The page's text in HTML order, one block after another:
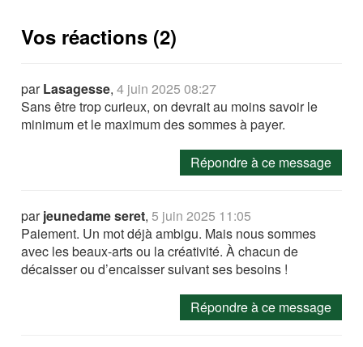
Vos réactions (2)
parLasagesse,4 juin 2025 08:27
Sans être trop curieux, on devrait au moins savoir le
minimum et le maximum des sommes à payer.
Répondre à ce message
parjeunedame seret,5 juin 2025 11:05
Paiement. Un mot déjà ambigu. Mais nous sommes
avec les beaux-arts ou la créativité. À chacun de
décaisser ou d’encaisser suivant ses besoins !
Répondre à ce message